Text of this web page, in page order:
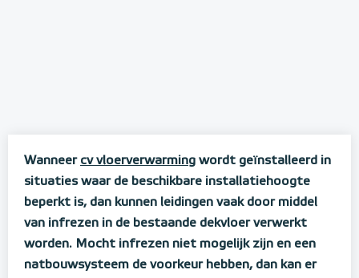
Wanneer cv vloerverwarming wordt geïnstalleerd in
situaties waar de beschikbare installatiehoogte
beperkt is, dan kunnen leidingen vaak door middel
van infrezen in de bestaande dekvloer verwerkt
worden. Mocht infrezen niet mogelijk zijn en een
natbouwsysteem de voorkeur hebben, dan kan er